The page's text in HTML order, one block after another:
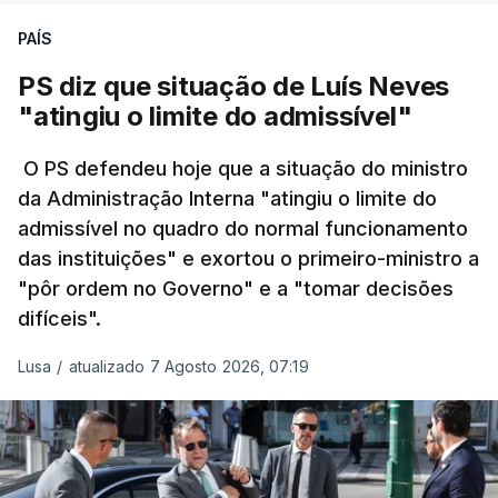
candidatura da 1.ª fase do concurso nacional de
feira, e criou uma época especial de exames, que
irá decorrer entre 03 e 08 de setembro.
c/Lusa
ARTIGOS RELACIONADOS
Prazo para as candidaturas
ao ensino superior termina
esta quinta-feira
6 Agosto 2026, 13:14
de 550 óbitos em excesso, um aumento de quase
30% em relação ao esperado.
PAÍS
PS diz que situação de Luís Neves
"atingiu o limite do admissível"
O PS defendeu hoje que a situação do ministro
da Administração Interna "atingiu o limite do
admissível no quadro do normal funcionamento
das instituições" e exortou o primeiro-ministro a
"pôr ordem no Governo" e a "tomar decisões
difíceis".
Lusa / atualizado 7 Agosto 2026, 07:19